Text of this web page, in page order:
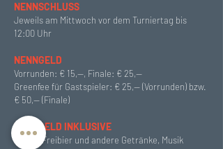
NENNSCHLUSS
Jeweils am Mittwoch vor dem Turniertag bis
12:00 Uhr
NENNGELD
Vorrunden: € 15,--, Finale: € 25,--
Greenfee für Gastspieler: € 25,-- (Vorrunden) bzw.
€ 50,-- (Finale)
NENNGELD INKLUSIVE
Essen, Freibier und andere Getränke, Musik